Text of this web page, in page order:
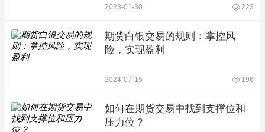
2023-01-30 223
期货白银交易的规则：掌控风
险，实现盈利
2024-07-15 196
如何在期货交易中找到支撑位和
压力位？